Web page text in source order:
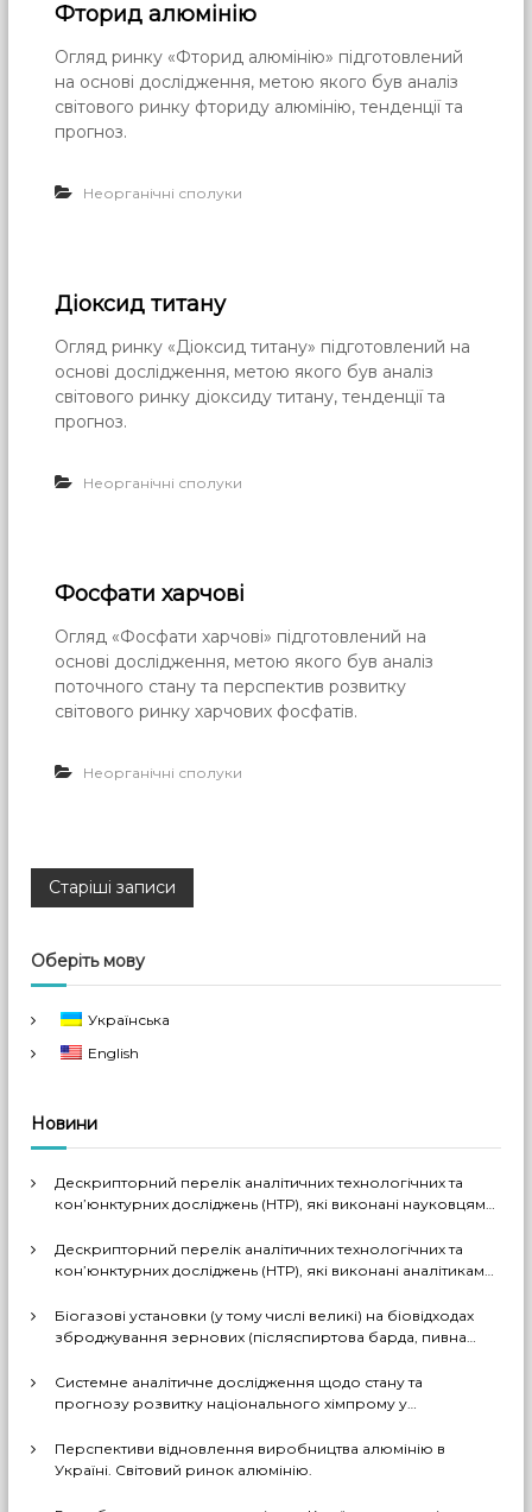
Фторид алюмінію
Огляд ринку «Фторид алюмінію» підготовлений
на основі дослідження, метою якого був аналіз
світового ринку фториду алюмінію, тенденції та
прогноз.
Неорганічні сполуки
Діоксид титану
Огляд ринку «Діоксид титану» підготовлений на
основі дослідження, метою якого був аналіз
світового ринку діоксиду титану, тенденції та
прогноз.
Неорганічні сполуки
Фосфати харчові
Огляд «Фосфати харчові» підготовлений на
основі дослідження, метою якого був аналіз
поточного стану та перспектив розвитку
світового ринку харчових фосфатів.
Неорганічні сполуки
Н
а
в
і
г
а
і
я
з
Старіші записи
Оберіть мову
Українська
English
Новини
Дескрипторний перелік аналітичних технологічних та
кон’юнктурних досліджень (НТР), які виконані науковцями
Дескрипторний перелік аналітичних технологічних та
кон’юнктурних досліджень (НТР), які виконані аналітиками
Біогазові установки (у тому числі великі) на біовідходах
зброджування зернових (післяспиртова барда, пивна
рішення, комерціалізовані технології, комбіновані схеми
з отриманням проміжних і товарних продуктів (очищений
добрива тощо). Перспективи комерційного
впровадження цих технологій в Україні
Системне аналітичне дослідження щодо стану та
прогнозу розвитку національного хімпрому у
декількома можливими сценаріями
Перспективи відновлення виробництва алюмінію в
Україні. Світовий ринок алюмінію.